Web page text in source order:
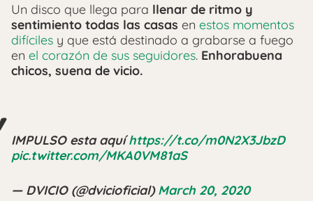
Un disco que llega para llenar de ritmo y
sentimiento todas las casas en estos momentos
difíciles y que está destinado a grabarse a fuego
en el corazón de sus seguidores. Enhorabuena
chicos, suena de vicio.
IMPULSO esta aquíhttps://t.co/m0N2X3JbzD
pic.twitter.com/MKA0VM81aS
— DVICIO (@dvicioficial)March 20, 2020